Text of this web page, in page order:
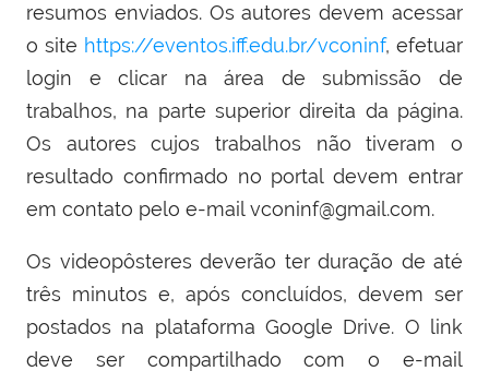
resumos enviados. Os autores devem acessar
o site https://eventos.iff.edu.br/vconinf, efetuar
login e clicar na área de submissão de
trabalhos, na parte superior direita da página.
Os autores cujos trabalhos não tiveram o
resultado confirmado no portal devem entrar
em contato pelo e-mail vconinf@gmail.com.
Os videopôsteres deverão ter duração de até
três minutos e, após concluídos, devem ser
postados na plataforma Google Drive. O link
deve ser compartilhado com o e-mail